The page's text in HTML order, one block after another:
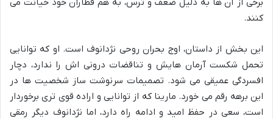
کنند.
این بخش از داستان، اوج بحران روحی نژدانوف است. او که توانایی
تحمل شکست آرمان هایش و تناقضات درونی اش را ندارد، دچار
افسردگی عمیقی می شود. تصمیمات سرنوشت ساز شخصیت ها در
این برهه رقم می خورد. مارینا که از توانایی و اراده قوی تری برخوردار
است، سعی در حفظ امید و ادامه راه دارد، اما نژدانوف دیگر رمقی